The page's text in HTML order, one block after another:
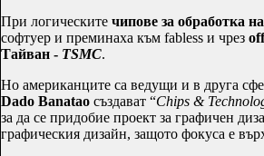
При логическите чипове за обработка
софтуер и преминаха към fabless и чрез
Тайван - TSMC.
Но американците са ведущи и в друга
Dado Banatao създават “Chips &
за да се придобие проект за графичен
графическия дизайн, защото фокуса е